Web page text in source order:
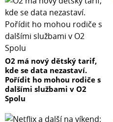
O2 má nový dětský tarif,
kde se data nezastaví.
Pořídit ho mohou rodiče s
dalšími službami v O2
Spolu